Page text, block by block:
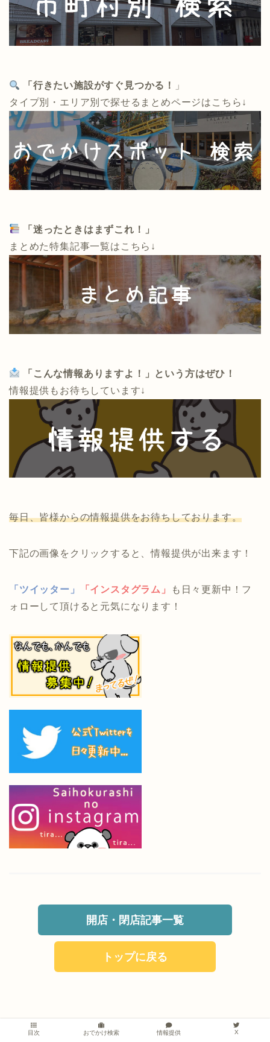
「行きたい施設がすぐ見つかる！
」
タイプ別・エリア別で探せるまとめページはこちら↓
「迷ったときはまずこれ！」
まとめた特集記事一覧はこちら↓
「こんな情報ありますよ！」という方はぜひ！
情報提供もお待ちしています↓
毎日、皆様からの情報提供をお待ちしております。
下記の画像をクリックすると、情報提供が出来ます！
「ツイッター」 「インスタグラム」
も日々更新中！フ
ォローして頂けると元気になります！
開店・閉店記事一覧
トップに戻る
おでかけ その他エリア
目次 おでかけ検索 情報提供 X